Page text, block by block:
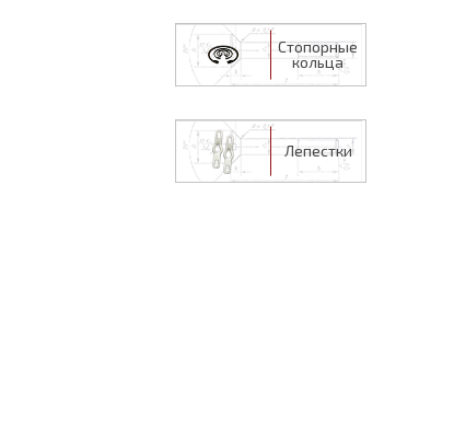
Стопорные
кольца
Лепестки